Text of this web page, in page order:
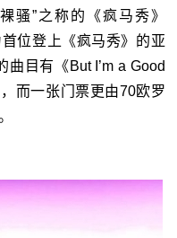
骚”之称的《疯马秀》
位登上《疯马秀》的亚
目有《But I’m a Good
而一张门票更由70欧罗